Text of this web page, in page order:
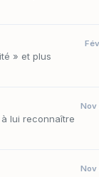
» et plus
lui reconnaître
Nov
Nov